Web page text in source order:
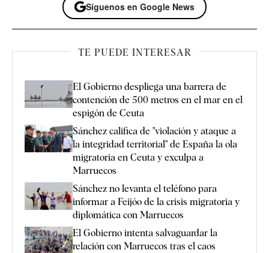
Síguenos en Google News
TE PUEDE INTERESAR
El Gobierno despliega una barrera de
contención de 500 metros en el mar en el
espigón de Ceuta
Sánchez califica de "violación y ataque a
la integridad territorial" de España la ola
migratoria en Ceuta y exculpa a
Marruecos
Sánchez no levanta el teléfono para
informar a Feijóo de la crisis migratoria y
diplomática con Marruecos
El Gobierno intenta salvaguardar la
relación con Marruecos tras el caos